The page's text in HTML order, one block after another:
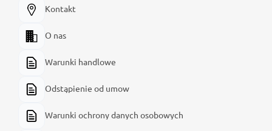
Kontakt
O nas
Warunki handlowe
Odstąpienie od umow
Warunki ochrony danych osobowych